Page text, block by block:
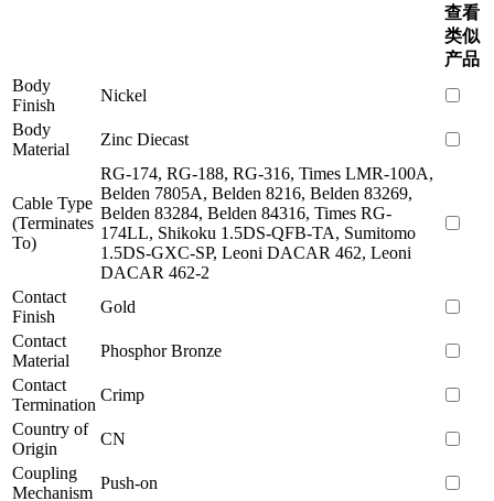
查看
类似
产品
Body
Finish
Nickel
Body
Material
Zinc Diecast
Cable Type
(Terminates
To)
RG-174, RG-188, RG-316, Times LMR-100A,
Belden 7805A, Belden 8216, Belden 83269,
Belden 83284, Belden 84316, Times RG-
174LL, Shikoku 1.5DS-QFB-TA, Sumitomo
1.5DS-GXC-SP, Leoni DACAR 462, Leoni
DACAR 462-2
Contact
Finish
Gold
Contact
Material
Phosphor Bronze
Contact
Termination
Crimp
Country of
Origin
CN
Coupling
Mechanism
Push-on